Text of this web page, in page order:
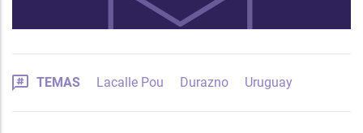
TEMAS Lacalle Pou Durazno Uruguay